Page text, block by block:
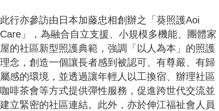
此行亦參訪由日本加藤忠相創辦之「葵照護Aoi
Care」，為融合自立支援、小規模多機能、團體家
屋的社區新型照護典範，強調「以人為本」的照護
理念，創造一個讓長者感到被認可、有尊嚴、有歸
屬感的環境，並透過讓年輕人以工換宿、辦理社區
咖啡茶會等方式提供彈性服務，促進跨世代交流並
建立緊密的社區連結。此外，亦於伸江福祉會人員